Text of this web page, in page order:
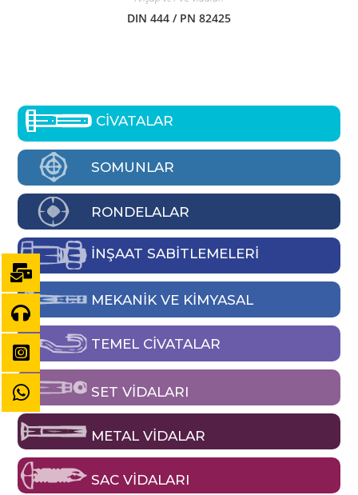
DIN 444 / PN 82425
CİVATALAR
SOMUNLAR
RONDELALAR
İNŞAAT SABİTLEMELERİ
MEKANIK VE KIMYASAL
TEMEL CIVATALAR
SET VIDALARI
METAL VIDALAR
SAC VIDALARI